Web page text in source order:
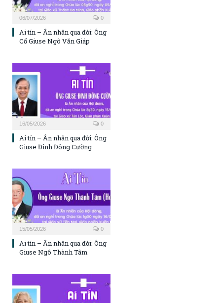
06/07/2026 0
Ai tín – Ân nhân qua đời: Ông
Cố Giuse Ngô Văn Giáp
16/05/2026 0
Ai tín – Ân nhân qua đời: Ông
Giuse Đinh Đông Cường
15/05/2026 0
Ai tín – Ân nhân qua đời: Ông
Giuse Ngô Thành Tâm